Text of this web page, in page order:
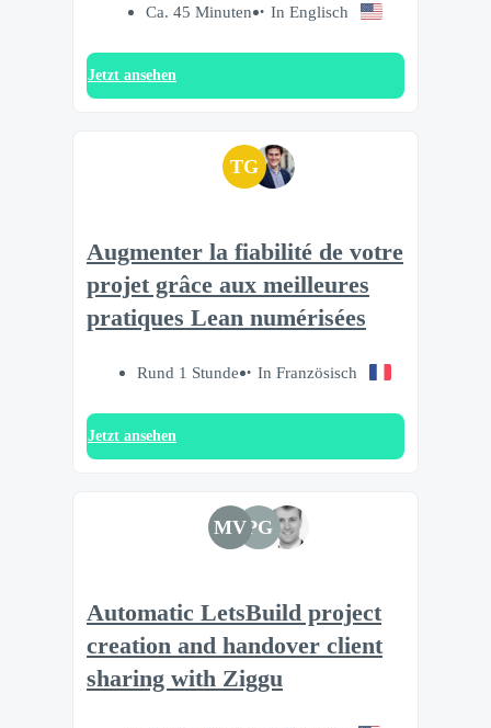
Ca. 45 Minuten In Englisch
Jetzt ansehen
TG
Augmenter la fiabilité de votre
projet grâce aux meilleures
pratiques Lean numérisées
Rund 1 Stunde In Französisch
Jetzt ansehen
MVPG
Automatic LetsBuild project
creation and handover client
sharing with Ziggu